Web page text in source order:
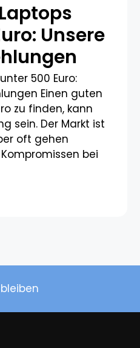
Unsere
500 Euro:
Einen guten
zu finden, kann
sein. Der Markt ist
oft gehen
bei